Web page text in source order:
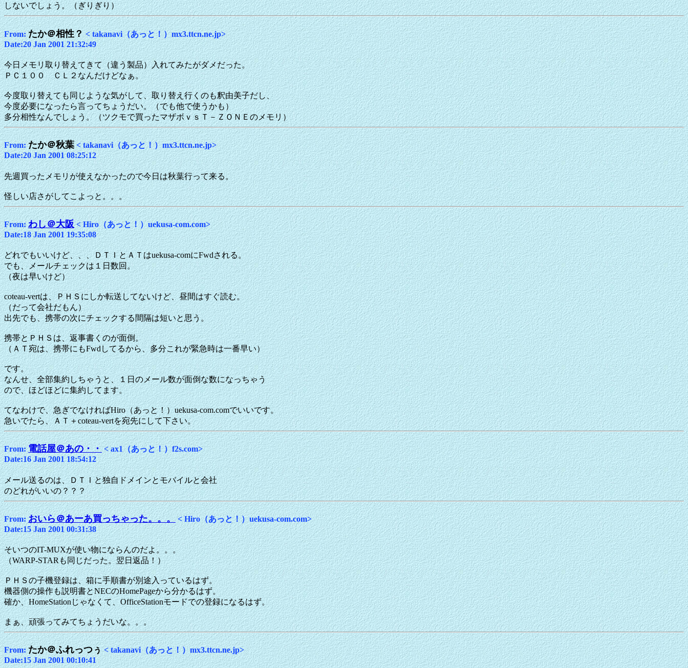
しないでしょう。（ぎりぎり）
From:たか＠相性？< takanavi（あっと！）mx3.ttcn.ne.jp>
Date:20 Jan 2001 21:32:49
今日メモリ取り替えてきて（違う製品）入れてみたがダメだった。
ＰＣ１００ ＣＬ２なんだけどなぁ。
今度取り替えても同じような気がして、取り替え行くのも釈由美子だし、
今度必要になったら言ってちょうだい。（でも他で使うかも）
多分相性なんでしょう。（ツクモで買ったマザボｖｓＴ－ＺＯＮＥのメモリ）
From:たか＠秋葉< takanavi（あっと！）mx3.ttcn.ne.jp>
Date:20 Jan 2001 08:25:12
先週買ったメモリが使えなかったので今日は秋葉行って来る。
怪しい店さがしてこよっと。。。
From:わし＠大阪< Hiro（あっと！）uekusa-com.com>
Date:18 Jan 2001 19:35:08
どれでもいいけど、、、ＤＴＩとＡＴはuekusa-comにFwdされる。
でも、メールチェックは１日数回。
（夜は早いけど）
coteau-vertは、ＰＨＳにしか転送してないけど、昼間はすぐ読む。
（だって会社だもん）
出先でも、携帯の次にチェックする間隔は短いと思う。
携帯とＰＨＳは、返事書くのが面倒。
（ＡＴ宛は、携帯にもFwdしてるから、多分これが緊急時は一番早い）
です。
なんせ、全部集約しちゃうと、１日のメール数が面倒な数になっちゃう
ので、ほどほどに集約してます。
てなわけで、急ぎでなければHiro（あっと！）uekusa-com.comでいいです。
急いでたら、ＡＴ＋coteau-vertを宛先にして下さい。
From:電話屋＠あの・・< ax1（あっと！）f2s.com>
Date:16 Jan 2001 18:54:12
メール送るのは、ＤＴＩと独自ドメインとモバイルと会社
のどれがいいの？？？
From: おいら＠あーあ買っちゃった。。。< Hiro（あっと！）uekusa-com.com>
Date:15 Jan 2001 00:31:38
そいつのIT-MUXが使い物にならんのだよ。。。
（WARP-STARも同じだった。翌日返品！）
ＰＨＳの子機登録は、箱に手順書が別途入っているはず。
機器側の操作も説明書とNECのHomePageから分かるはず。
確か、HomeStationじゃなくて、OfficeStationモードでの登録になるはず。
まぁ、頑張ってみてちょうだいな。。。
From:たか＠ふれっつぅ< takanavi（あっと！）mx3.ttcn.ne.jp>
Date:15 Jan 2001 00:10:41